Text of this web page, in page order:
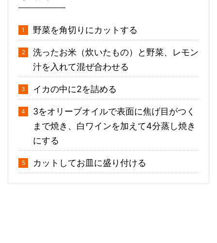
野菜を角切りにカットする
洗ったお米（炊いたもの）と野菜、レモン
汁を入れて混ぜ合わせる
イカの中に2を詰める
3をオリーブオイルで表面に焦げ目がつく
まで焼き、白ワインを加えて4分蒸し焼き
にする
カットしてお皿に盛り付ける